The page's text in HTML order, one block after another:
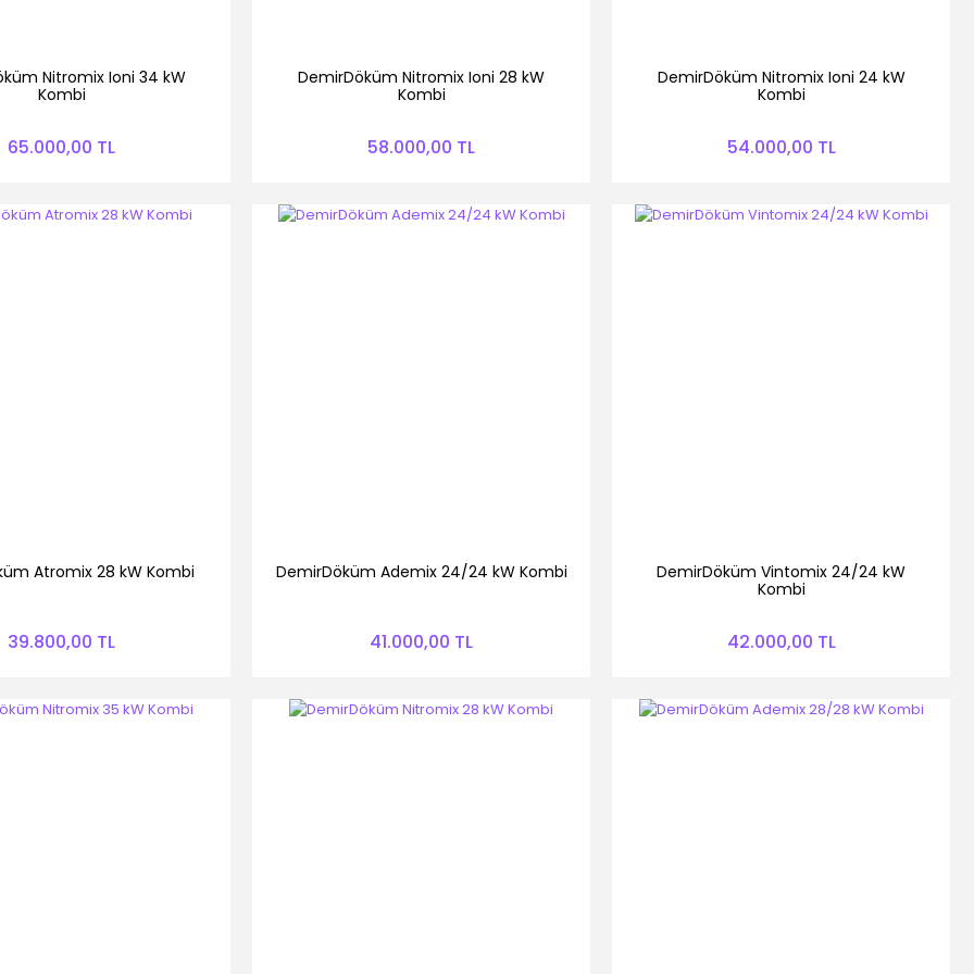
Nitromix Ioni 34 kW
Kombi
65.000,00 TL
DemirDöküm Nitromix Ioni 28 kW
Kombi
58.000,00 TL
DemirDöküm Nitromix Ioni 24 kW
Kombi
54.000,00 TL
Atromix 28 kW Kombi
39.800,00 TL
DemirDöküm Ademix 24/24 kW Kombi
41.000,00 TL
DemirDöküm Vintomix 24/24 kW
Kombi
42.000,00 TL